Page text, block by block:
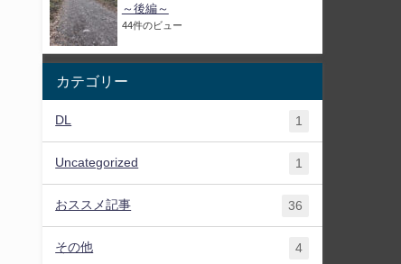
～後編～
44件のビュー
カテゴリー
DL 1
Uncategorized 1
おススメ記事 36
その他 4